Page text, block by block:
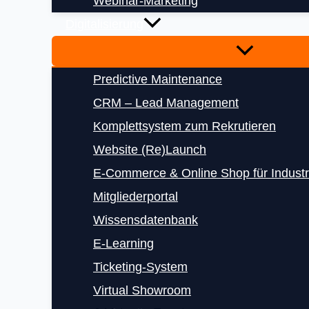
Predictive Maintenance
CRM – Lead Management
Komplettsystem zum Rekrutieren
Website (Re)Launch
E‑Commerce & Online Shop für
Mitgliederportal
Wissensdatenbank
E‑Learning
Ticketing-System
Virtual Showroom